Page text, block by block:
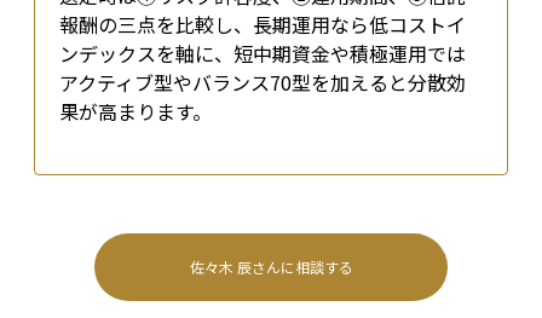
報酬の三点を比較し、長期運用なら低コストイ
ンデックスを軸に、短中期資金や積極運用では
アクティブ型やバランス70型を加えると分散効
果が高まります。
佐々木 辰さんに相談する